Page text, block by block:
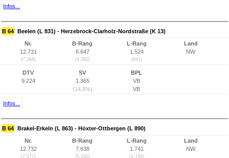
Infos...
B 64 Beelen (L 831) - Herzebrock-Clarholz-Nordstraße (K 13)
Nr.
12.731
(7.346)
B-Rang
6.647
(4.262)
L-Rang
1.524
(941)
Land
NW
DTV
9.224
SV
1.365
(14,8%)
BPL
VB
VB
Infos...
B 64 Brakel-Erkeln (L 863) - Höxter-Ottbergen (L 890)
Nr.
12.732
(7.377)
B-Rang
7.638
(5.243)
L-Rang
1.741
(1.156)
Land
NW